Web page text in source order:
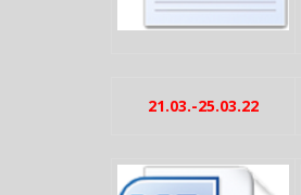
21.03.-25.03.22